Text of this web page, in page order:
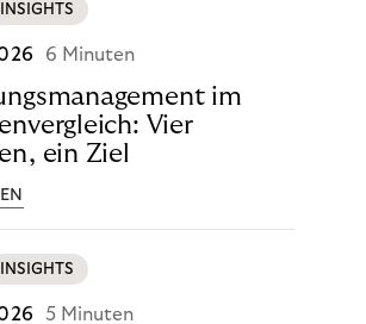
INSIGHTS
6 Minuten
im
Vier
ein Ziel
INSIGHTS
5 Minuten